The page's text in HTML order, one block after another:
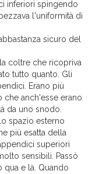
inferiori spingendo
l'uniformità di
sicuro del
coltre che ricopriva
tutto quanto. Gli
Erano più
che anch'esse erano
da uno snodo.
spazio esterno
più esatta della
superiori
sensibili. Passò
qua e là. Quando